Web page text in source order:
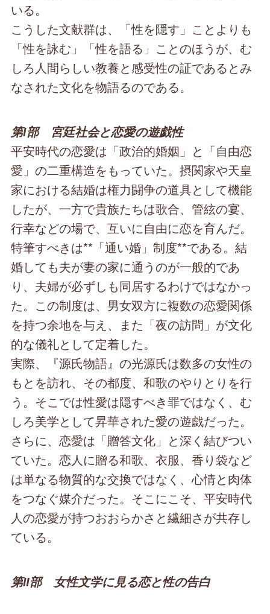
いる。
こうした文献群は、「性を隠す」ことよりも
「性を詠む」「性を語る」ことのほうが、む
しろ人間らしい教養と感受性の証であるとみ
なされた文化を物語るのである。
第Ⅰ部 宮廷社会と恋愛の遊戯性
平安時代の恋愛は「政治的婚姻」と「自由恋
愛」の二重構造をもっていた。摂関家や天皇
家における結婚は権力闘争の道具として機能
したが、一方で貴族たちは歌合、管絃の宴、
行幸などの場で、互いに自由に恋を育んだ。
特筆すべきは**「通い婚」制度**である。結
婚しても夫が妻の家に通うのが一般的であ
り、夫婦が必ずしも同居するわけではなかっ
た。この制度は、男女双方に複数の恋愛関係
を持つ余地を与え、また「夜の訪問」が文化
的な儀礼として定着した。
実際、『源氏物語』の光源氏は数多の女性の
もとを訪れ、その都度、和歌のやりとりを行
う。そこでは性愛は隠すべき罪ではなく、む
しろ美学として昇華された愛の遊戯だった。
さらに、恋愛は「贈答文化」と深く結びつい
ていた。恋人に贈る和歌、衣服、香り袋など
は単なる物質的な交換ではなく、心情と肉体
をつなぐ媒介だった。そこにこそ、平安時代
人の恋愛が持つおおらかさと繊細さが共存し
ている。
第Ⅱ部 女性文学に見る恋と性の告白